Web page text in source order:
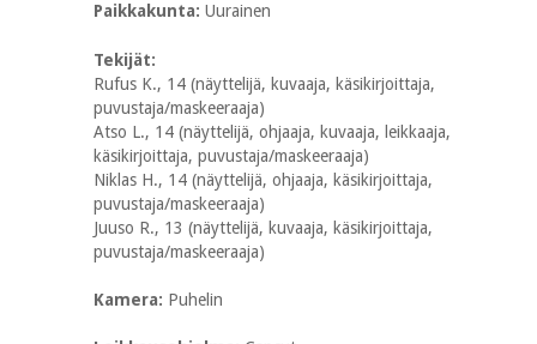
Paikkakunta: Uurainen
Tekijät:
Rufus K., 14 (näyttelijä, kuvaaja, käsikirjoittaja,
puvustaja/maskeeraaja)
Atso L., 14 (näyttelijä, ohjaaja, kuvaaja, leikkaaja,
käsikirjoittaja, puvustaja/maskeeraaja)
Niklas H., 14 (näyttelijä, ohjaaja, käsikirjoittaja,
puvustaja/maskeeraaja)
Juuso R., 13 (näyttelijä, kuvaaja, käsikirjoittaja,
puvustaja/maskeeraaja)
Kamera: Puhelin